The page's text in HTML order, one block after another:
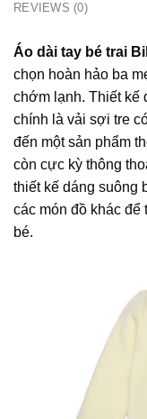
REVIEWS (0)
Áo dài tay bé trai
chọn hoàn hảo ba
chớm lạnh. Thiết kế
chính là vải sợi tre
đến một sản phẩm
còn cực kỳ thông
thiết kế dáng suông
các món đồ khác
bé.